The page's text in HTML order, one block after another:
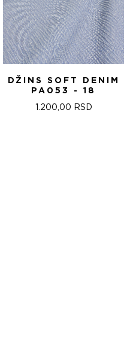
DŽINS SOFT DENIM
PA053 - 18
1.200,00 RSD